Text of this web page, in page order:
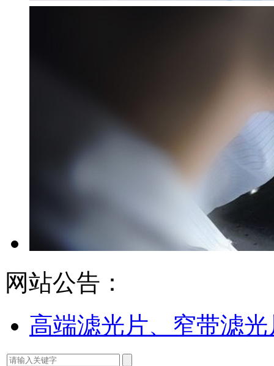
网站公告：
高端滤光片、窄带滤